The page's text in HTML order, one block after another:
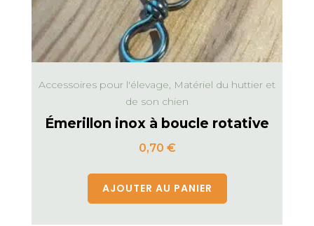
Accessoires pour l'élevage, Matériel du huttier et
de son chien
Émerillon inox à boucle rotative
0,70 €
AJOUTER AU PANIER